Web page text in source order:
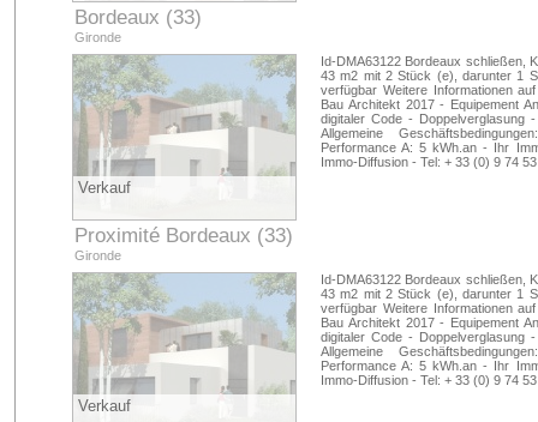
Bordeaux (33)
Gironde
Verkauf
Proximité Bordeaux (33)
Gironde
Id-DMA63122 Bordeaux schließen,
43 m2 mit 2 Stück (e), darunter 1
verfügbar Weitere Informationen
Bau Architekt 2017 - Equipement
digitaler Code - Doppelverglasung
Allgemeine
Performance A: 5 kWh.an - Ihr
Immo-Diffusion - Tel: + 33 (0) 9 74
Verkauf
Id-DMA63122 Bordeaux schließen,
43 m2 mit 2 Stück (e), darunter 1
verfügbar Weitere Informationen
Bau Architekt 2017 - Equipement
digitaler Code - Doppelverglasung
Allgemeine
Performance A: 5 kWh.an - Ihr
Immo-Diffusion - Tel: + 33 (0) 9 74